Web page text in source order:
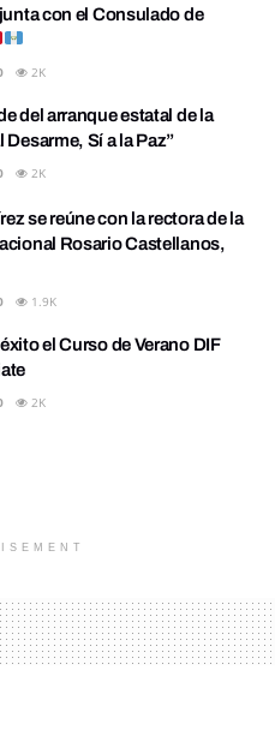
con el Consulado de
2K
del arranque estatal de la
Desarme, Sí a la Paz”
2K
se reúne con la rectora de la
Rosario Castellanos,
1.9K
el Curso de Verano DIF
2K